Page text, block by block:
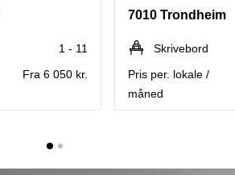
1 - 11
Fra 6 050 kr.
7010 Trondheim
Skrivebord
Pris per. lokale /
måned